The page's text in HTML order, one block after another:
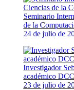
Seminario
de la
24 de julio de
Investigador
académico
23 de julio de